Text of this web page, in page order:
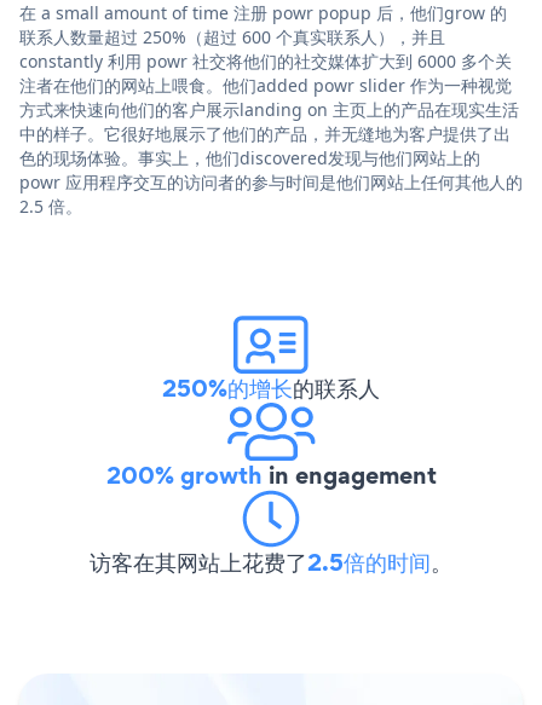
在 a small amount of time 注册 powr popup 后，他们grow 的
联系人数量超过 250%（超过 600 个真实联系人），并且
constantly 利用 powr 社交将他们的社交媒体扩大到 6000 多个关
注者在他们的网站上喂食。他们added powr slider 作为一种视觉
方式来快速向他们的客户展示landing on 主页上的产品在现实生活
中的样子。它很好地展示了他们的产品，并无缝地为客户提供了出
色的现场体验。事实上，他们discovered发现与他们网站上的
powr 应用程序交互的访问者的参与时间是他们网站上任何其他人的
2.5 倍。
250%的增长的联系人
200% growth in engagement
访客在其网站上花费了2.5倍的时间。